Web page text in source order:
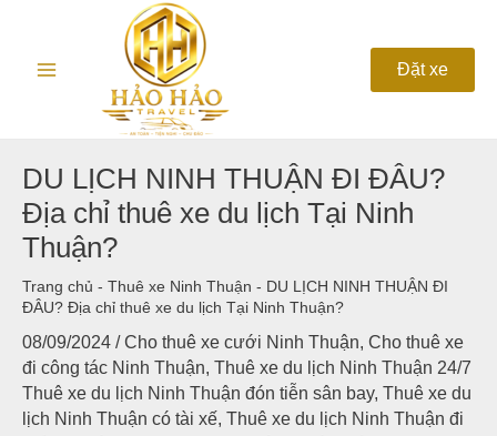
Menu
Đặt xe
DU LỊCH NINH THUẬN ĐI ĐÂU?
Địa chỉ thuê xe du lịch Tại Ninh
Thuận?
Trang chủ - Thuê xe Ninh Thuận - DU LỊCH NINH THUẬN ĐI
ĐÂU? Địa chỉ thuê xe du lịch Tại Ninh Thuận?
08/09/2024 /Cho thuê xe cưới Ninh Thuận, Cho thuê xe
đi công tác Ninh Thuận, Thuê xe du lịch Ninh Thuận 24/7
Thuê xe du lịch Ninh Thuận đón tiễn sân bay, Thuê xe du
lịch Ninh Thuận có tài xế, Thuê xe du lịch Ninh Thuận đi